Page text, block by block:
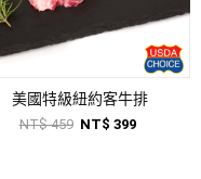
美國特級紐約客牛排
NT$ 459 NT$ 399